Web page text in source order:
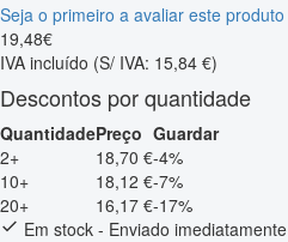
Seja o primeiro a avaliar este produto
19,48€
IVA incluído (S/ IVA: 15,84 €)
Descontos por quantidade
QuantidadePreço Guardar
2+
18,70 €-4%
10+
18,12 €-7%
20+
16,17 €-17%
Em stock - Enviado imediatamente